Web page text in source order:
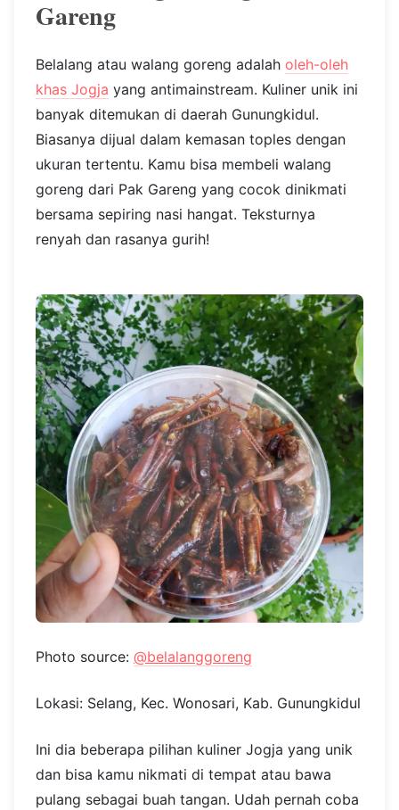
Gareng
Belalang atau walang goreng adalah oleh-oleh
khas Jogja yang antimainstream. Kuliner unik ini
banyak ditemukan di daerah Gunungkidul.
Biasanya dijual dalam kemasan toples dengan
ukuran tertentu. Kamu bisa membeli walang
goreng dari Pak Gareng yang cocok dinikmati
bersama sepiring nasi hangat. Teksturnya
renyah dan rasanya gurih!
Photo source: @belalanggoreng
Lokasi: Selang, Kec. Wonosari, Kab. Gunungkidul
Ini dia beberapa pilihan kuliner Jogja yang unik
dan bisa kamu nikmati di tempat atau bawa
pulang sebagai buah tangan. Udah pernah coba